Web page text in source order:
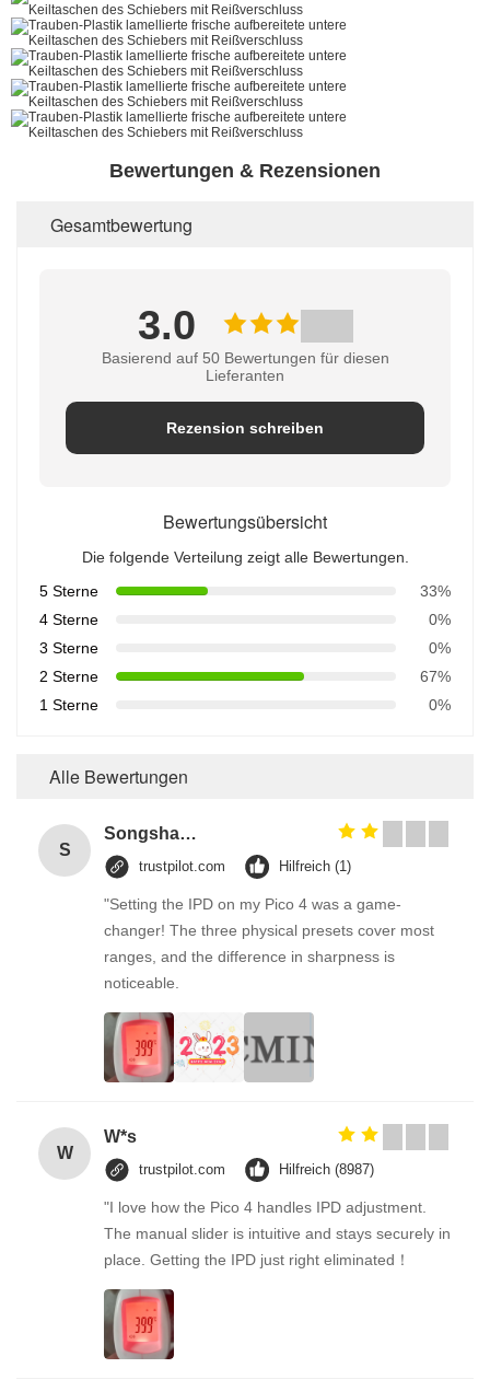
Bewertungen & Rezensionen
Gesamtbewertung
3.0
Basierend auf 50 Bewertungen für diesen
Lieferanten
Rezension schreiben
Bewertungsübersicht
Die folgende Verteilung zeigt alle Bewertungen.
5 Sterne
33%
4 Sterne
0%
3 Sterne
0%
2 Sterne
67%
1 Sterne
0%
Alle Bewertungen
S
Songshang
trustpilot.com Hilfreich (1)
"Setting the IPD on my Pico 4 was a game-
changer! The three physical presets cover most
ranges, and the difference in sharpness is
noticeable.
W
W*s
trustpilot.com Hilfreich (8987)
"I love how the Pico 4 handles IPD adjustment.
The manual slider is intuitive and stays securely in
place. Getting the IPD just right eliminated！